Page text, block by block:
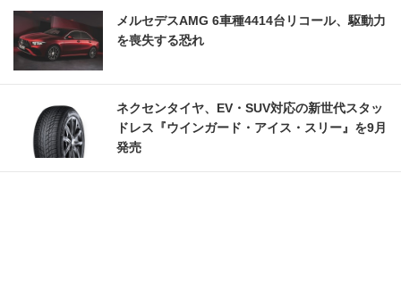
メルセデスAMG 6車種4414台リコール、駆動力
を喪失する恐れ
ネクセンタイヤ、EV・SUV対応の新世代スタッ
ドレス『ウインガード・アイス・スリー』を9月
発売